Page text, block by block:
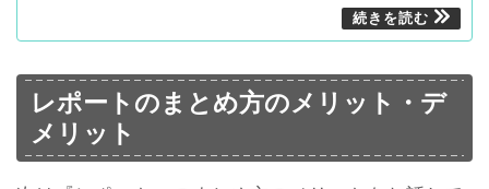
レポートのまとめ方のメリット・デ
メリット